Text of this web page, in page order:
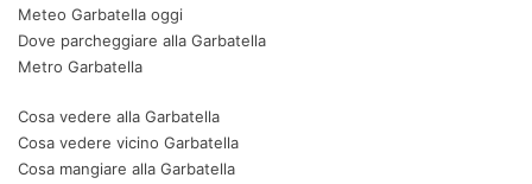
Meteo Garbatella oggi
Dove parcheggiare alla Garbatella
Metro Garbatella
Cosa vedere alla Garbatella
Cosa vedere vicino Garbatella
Cosa mangiare alla Garbatella